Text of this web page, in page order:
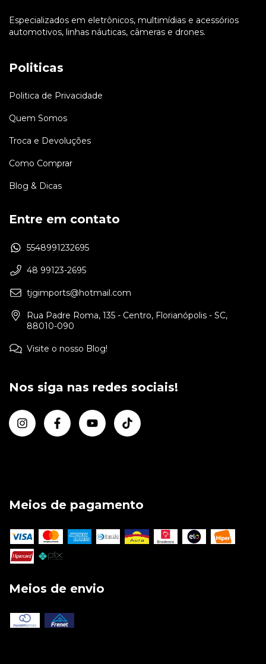
Especializados em eletrônicos, multimídias e acessórios
automotivos, linhas náuticas, câmeras e drones.
Politicas
Politica de Privacidade
Quem Somos
Troca e Devoluções
Como Comprar
Blog & Dicas
Entre em contato
5548991232695
48 99123-2695
tjgimports@hotmail.com
Rua Padre Roma, 135 - Centro, Florianópolis - SC,
88010-090
Visite o nosso Blog!
Nos siga nas redes sociais!
Meios de pagamento
Meios de envio